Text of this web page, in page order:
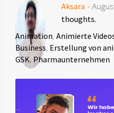
Aksara -
thoughts.
Animation, Animierte
Business, Erstellung von
GSK, Pharmaunternehmen